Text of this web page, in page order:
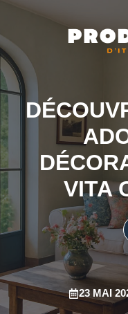
contenu
VITA
23 MAI